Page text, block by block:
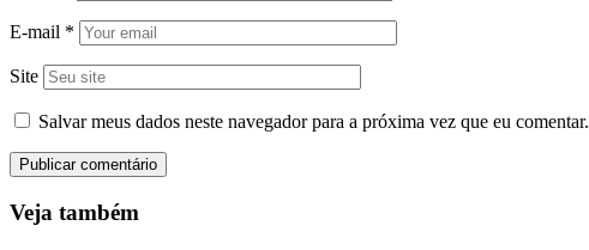
E-mail *
Site
Salvar meus dados neste navegador para a próxima vez que eu comentar.
Veja também